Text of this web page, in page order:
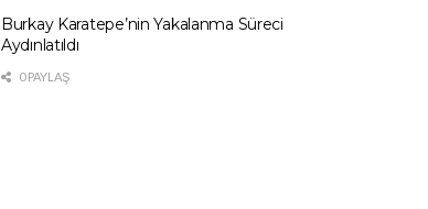
Burkay Karatepe’nin Yakalanma Süreci
Aydınlatıldı
0 PAYLAŞ